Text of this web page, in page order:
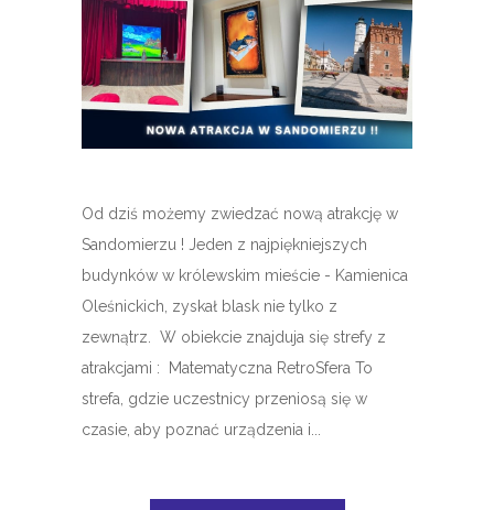
Od dziś możemy zwiedzać nową atrakcję w
Sandomierzu ! Jeden z najpiękniejszych
budynków w królewskim mieście - Kamienica
Oleśnickich, zyskał blask nie tylko z
zewnątrz. W obiekcie znajduja się strefy z
atrakcjami : Matematyczna RetroSfera To
strefa, gdzie uczestnicy przeniosą się w
czasie, aby poznać urządzenia i...